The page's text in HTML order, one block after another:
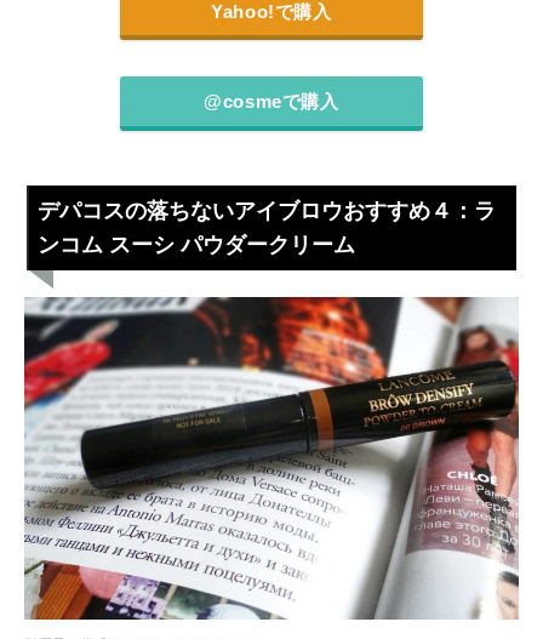
Yahoo!で購入
@cosmeで購入
デパコスの落ちないアイブロウおすすめ４：ラ
ンコム スーシ パウダークリーム